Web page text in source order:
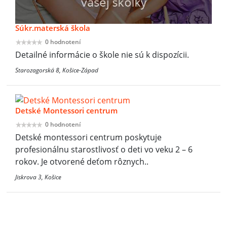
Súkr.materská škola
0 hodnotení
Detailné informácie o škole nie sú k dispozícii.
Starozagorská 8, Košice-Západ
Detské Montessori centrum
0 hodnotení
Detské montessori centrum poskytuje
profesionálnu starostlivosť o deti vo veku 2 – 6
rokov. Je otvorené deťom rôznych..
Jiskrova 3, Košice